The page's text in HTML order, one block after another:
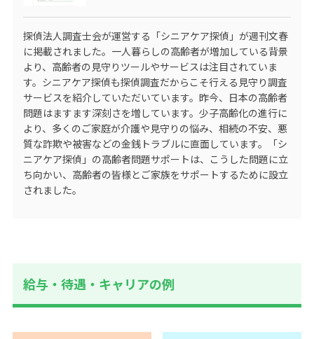
探偵法人調査士会が運営する 「シニアケア探偵」 が週刊文春
に掲載されました。一人暮らしの高齢者が増加している背景
より、高齢者の見守りツールやサービスは注目されていま
す。シニアケア探偵も探偵調査だからこそ行える見守り調査
サービスを紹介していただいています。昨今、日本の高齢者
問題はますます深刻さを増しています。少子高齢化の進行に
より、多くのご家庭が介護や見守りの悩み、相続の不安、悪
質な詐欺や被害などの金銭トラブルに直面しています。「シ
ニアケア探偵」の高齢者問題サポートは、こうした問題に立
ち向かい、高齢者の皆様とご家族をサポートするために設立
されました。
給与・待遇・キャリアの例